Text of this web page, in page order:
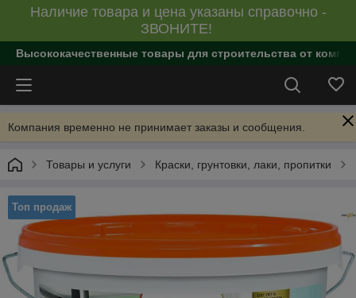
Наличие товара и цена указаны справочно -
ЗВОНИТЕ!
Высококачественные товары для строительства от
Компания временно не принимает заказы и сообщения.
Товары и услуги Краски, грунтовки, лаки, пропитки
Топ продаж